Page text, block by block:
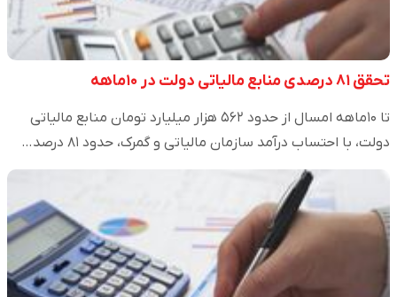
تحقق ۸۱ درصدی منابع مالیاتی دولت در ۱۰ماهه
تا ۱۰ماهه امسال از حدود ۵۶۲ هزار میلیارد تومان منابع مالیاتی
دولت، با احتساب درآمد سازمان مالیاتی و گمرک، حدود ۸۱ درصد…